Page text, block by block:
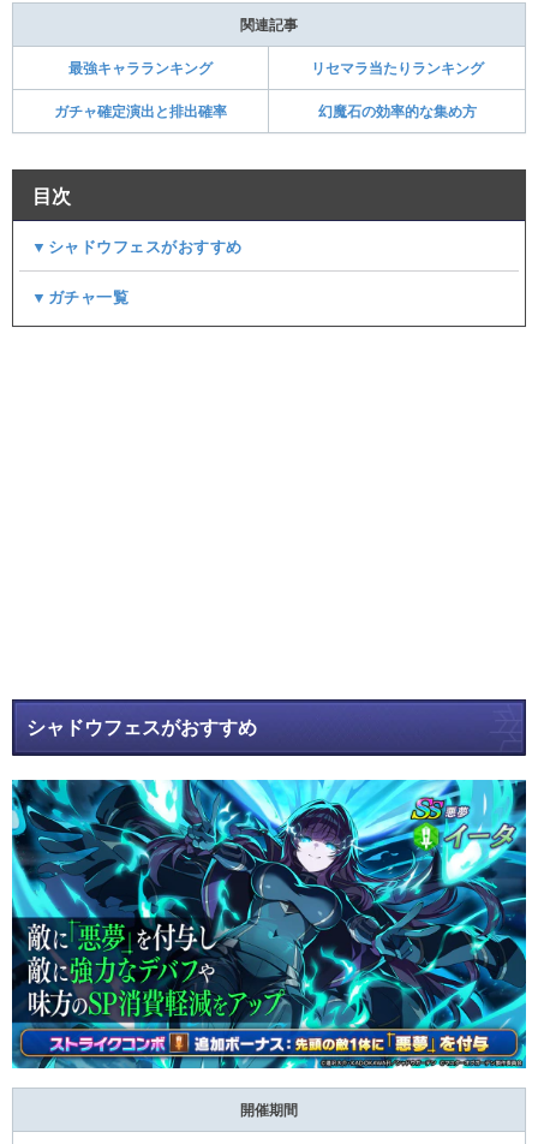
関連記事
最強キャラランキング リセマラ当たりランキング
ガチャ確定演出と排出確率 幻魔石の効率的な集め方
目次
▼シャドウフェスがおすすめ
▼ガチャ一覧
シャドウフェスがおすすめ
開催期間